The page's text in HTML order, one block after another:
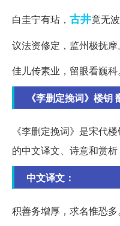
白圭宁有玷， 古井竟无波
议法资修定，监州极抚摩。
佳儿传素业，留眼看巍科。
《李删定挽词》楼钥
《李删定挽词》是宋代
的中文译文、诗意和赏析
中文译文：
积善务增厚，求名惟恐多。